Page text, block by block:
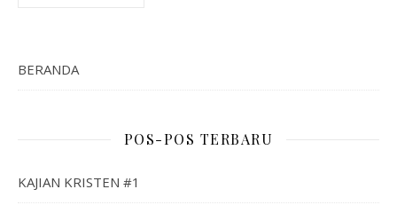
BERANDA
POS-POS TERBARU
KAJIAN KRISTEN #1